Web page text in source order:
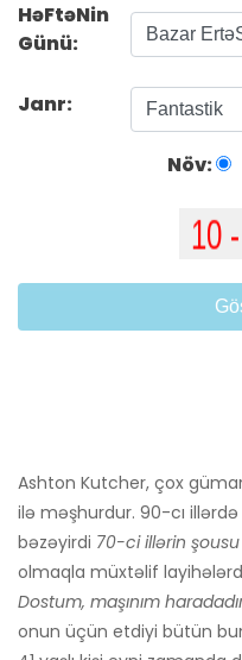
HəFtəNin
Günü:
Janr:
Növ:
Ashton Kutcher, çox
ilə məşhurdur. 90-cı
bəzəyirdi 70-ci illərin şousu
olmaqla müxtəlif
Dostum, maşınım
onun üçün etdiyi bütün